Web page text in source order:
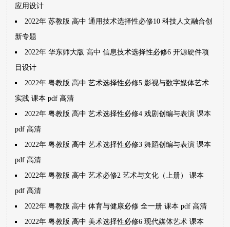
应用设计
2022年 苏教版 高中 通用技术选择性必修10 科技人文融合创
新专题
2022年 华东师大版 高中 信息技术选择性必修6 开源硬件项
目设计
2022年 粤教版 高中 艺术选择性必修5 影视与数字媒体艺术
实践 课本 pdf 高清
2022年 粤教版 高中 艺术选择性必修4 戏剧创编与表演 课本
pdf 高清
2022年 粤教版 高中 艺术选择性必修3 舞蹈创编与表演 课本
pdf 高清
2022年 粤教版 高中 艺术必修2 艺术与文化（上册） 课本
pdf 高清
2022年 粤教版 高中 体育与健康必修 全一册 课本 pdf 高清
2022年 粤教版 高中 美术选择性必修6 现代媒体艺术 课本